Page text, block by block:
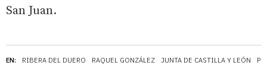
EN: RIBERA DEL DUERO RAQUEL GONZÁLEZ JUNTA DE CASTILLA Y LEÓN PP
San Juan.